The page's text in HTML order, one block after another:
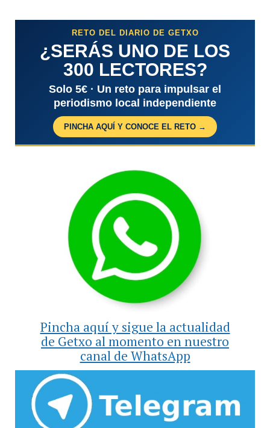
RETO DEL DIARIO DE GETXO
¿SERÁS UNO DE LOS
300 LECTORES?
Solo 5€ · Un reto para impulsar el
periodismo local independiente
PINCHA AQUÍ Y CONOCE EL RETO →
Pincha aquí y sigue la actualidad
de Getxo al momento en nuestro
canal de WhatsApp